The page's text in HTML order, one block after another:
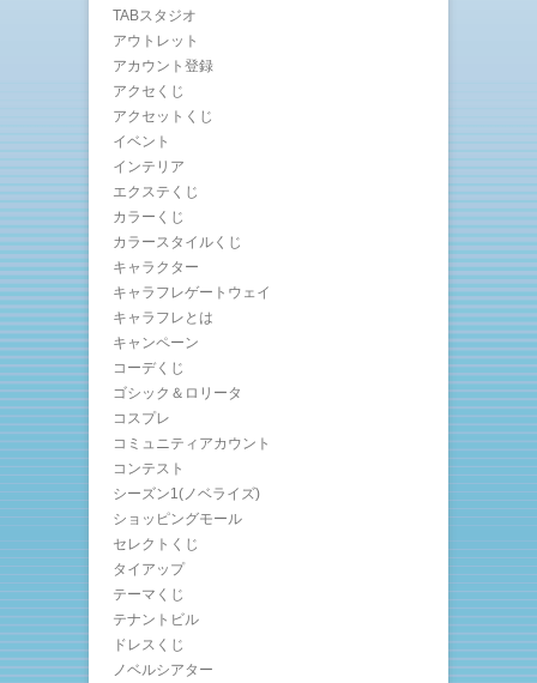
TABスタジオ
アウトレット
アカウント登録
アクセくじ
アクセットくじ
イベント
インテリア
エクステくじ
カラーくじ
カラースタイルくじ
キャラクター
キャラフレゲートウェイ
キャラフレとは
キャンペーン
コーデくじ
ゴシック＆ロリータ
コスプレ
コミュニティアカウント
コンテスト
シーズン1(ノベライズ)
ショッピングモール
セレクトくじ
タイアップ
テーマくじ
テナントビル
ドレスくじ
ノベルシアター